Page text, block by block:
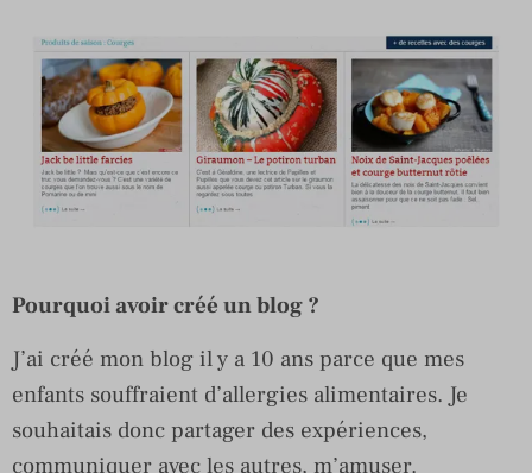
Pourquoi avoir créé un blog ?
J’ai créé mon blog il y a 10 ans parce que mes
enfants souffraient d’allergies alimentaires. Je
souhaitais donc partager des expériences,
communiquer avec les autres, m’amuser.